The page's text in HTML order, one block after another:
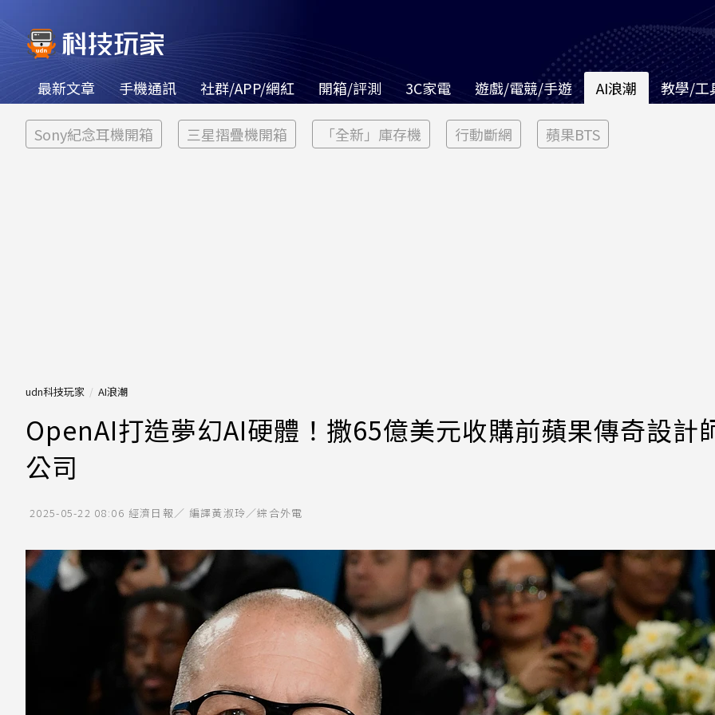
最新文章 手機通訊 社群/APP/網紅 開箱/評測 3C家電 遊戲/電競/手遊 AI浪潮 教學/工
Sony紀念耳機開箱 三星摺疊機開箱 「全新」庫存機 行動斷網 蘋果BTS
udn科技玩家 AI浪潮
OpenAI打造夢幻AI硬體！撒65億美元收購前蘋果傳奇設計
公司
2025-05-22 08:06 經濟日報／ 編譯黃淑玲／綜合外電